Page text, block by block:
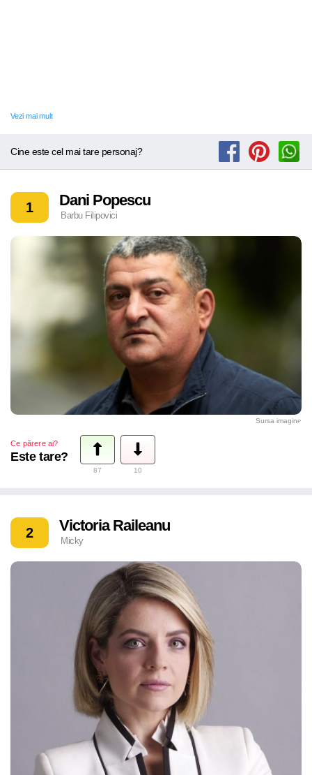
Vezi mai mult
Cine este cel mai tare personaj?
1 Dani Popescu
Barbu Filipovici
Sursa imagine
Ce părere ai?
Este tare?
87 10
2 Victoria Raileanu
Micky